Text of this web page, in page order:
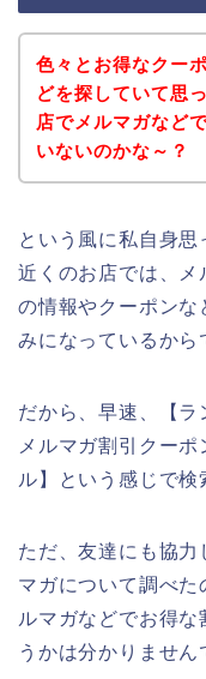
色々とお得なクー
どを探していて思
店でメルマガなど
いないのかな～？
という風に私自身
近くのお店では、メ
の情報やクーポンな
みになっているから
だから、早速、【ラ
メルマガ割引クー
ル】という感じで検
ただ、友達にも協
マガについて調べた
ルマガなどでお得
うかは分かりません